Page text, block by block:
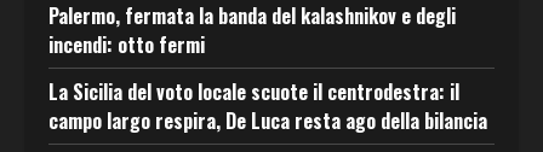
Palermo, fermata la banda del kalashnikov e degli
incendi: otto fermi
La Sicilia del voto locale scuote il centrodestra: il
campo largo respira, De Luca resta ago della bilancia